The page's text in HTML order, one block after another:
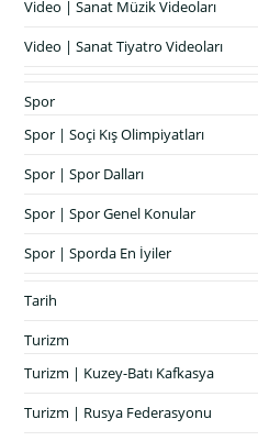
Video | Sanat Müzik Videoları
Video | Sanat Tiyatro Videoları
Spor
Spor | Soçi Kış Olimpiyatları
Spor | Spor Dalları
Spor | Spor Genel Konular
Spor | Sporda En İyiler
Tarih
Turizm
Turizm | Kuzey-Batı Kafkasya
Turizm | Rusya Federasyonu